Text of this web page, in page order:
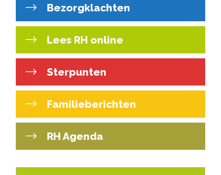
Bezorgklachten
Lees RH online
Sterpunten
Familieberichten
RH Agenda